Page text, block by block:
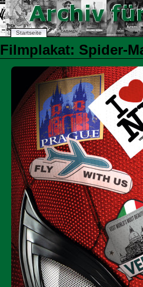
Startseite
Filmplakat: Spider-